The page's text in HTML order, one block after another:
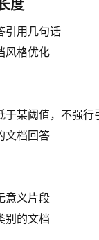
度
引用几句话
风格优化
于某阈值，不强行
文档回答
意义片段
别的文档